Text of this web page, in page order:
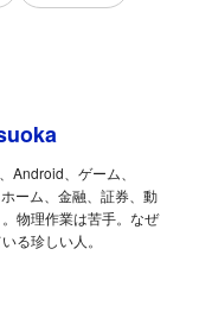
Android、ゲーム、
ーム、金融、証券、動
物理作業は苦手。なぜ
る珍しい人。